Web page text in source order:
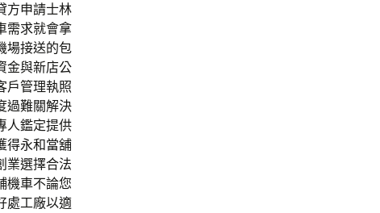
方申請士林
需求就會拿
場接送的包
金與新店公
戶管理執照
過難關解決
人鑑定提供
得永和當舖
業選擇合法
機車不論您
處工廠以適